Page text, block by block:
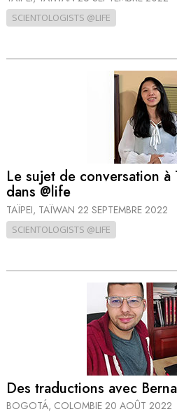
SCIENTOLOGISTS @LIFE
Le sujet de conversation à
dans @life
TAÏPEI, TAÏWAN 22 SEPTEMBRE 2022
SCIENTOLOGISTS @LIFE
Des traductions avec
BOGOTÁ, COLOMBIE 20 AOÛT 2022